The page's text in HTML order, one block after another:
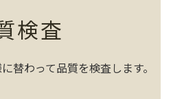
検査
替わって品質を検査します。